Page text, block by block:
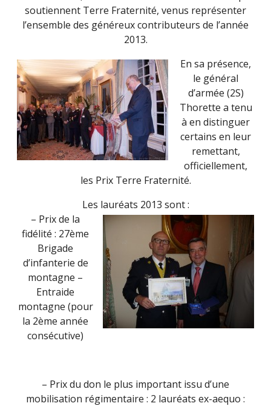
soutiennent Terre Fraternité, venus représenter
l’ensemble des généreux contributeurs de l’année
2013.
En sa présence,
le général
d’armée (2S)
Thorette a tenu
à en distinguer
certains en leur
remettant,
officiellement,
les Prix Terre Fraternité.
Les lauréats 2013 sont :
– Prix de la
fidélité : 27ème
Brigade
d’infanterie de
montagne –
Entraide
montagne (pour
la 2ème année
consécutive)
– Prix du don le plus important issu d’une
mobilisation régimentaire : 2 lauréats ex-aequo :